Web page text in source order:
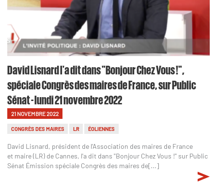
David Lisnard l'a dit dans "Bonjour Chez Vous !",
spéciale Congrès des maires de France, sur Public
Sénat - lundi 21 novembre 2022
21 NOVEMBRE 2022
CONGRÈS DES MAIRES LR ÉOLIENNES
David Lisnard, président de l’Association des maires de France
et maire (LR) de Cannes, l'a dit dans "Bonjour Chez Vous !" sur Public
Sénat Émission spéciale Congrès des maires de[...]